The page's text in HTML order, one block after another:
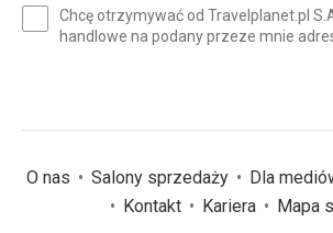
(wymagane)
Chcę otrzymywać od Travelplanet.pl
handlowe na podany przeze mnie
O nas Salony sprzedaży Dla
Kontakt
Kariera Mapa